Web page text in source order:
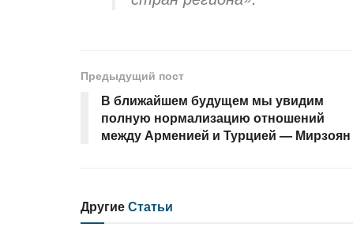
Предыдущий пост
В ближайшем будущем мы увидим
полную нормализацию отношений
между Арменией и Турцией — Мирзоян
ДругиеСтатьи